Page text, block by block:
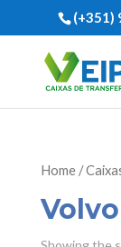
(+351)
Home/
Volvo